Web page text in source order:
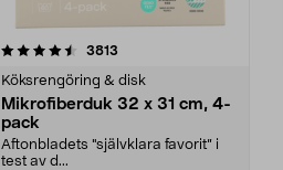
3813
Köksrengöring & disk
Mikrofiberduk 32 x 31 cm, 4-
pack
Aftonbladets "självklara favorit” i
test av d...
4.0av 5 stjärnor